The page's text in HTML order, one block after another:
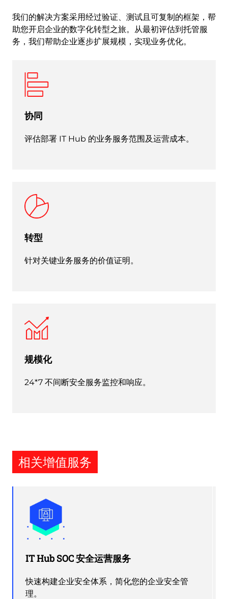
我们的解决方案采用经过验证、测试且可复制的框架，帮
助您开启企业的数字化转型之旅。从最初评估到托管服
务，我们帮助企业逐步扩展规模，实现业务优化。
协同
评估部署 IT Hub 的业务服务范围及运营成本。
转型
针对关键业务服务的价值证明。
规模化
24*7 不间断安全服务监控和响应。
相关增值服务
IT Hub SOC 安全运营服务
快速构建企业安全体系，简化您的企业安全管
理。